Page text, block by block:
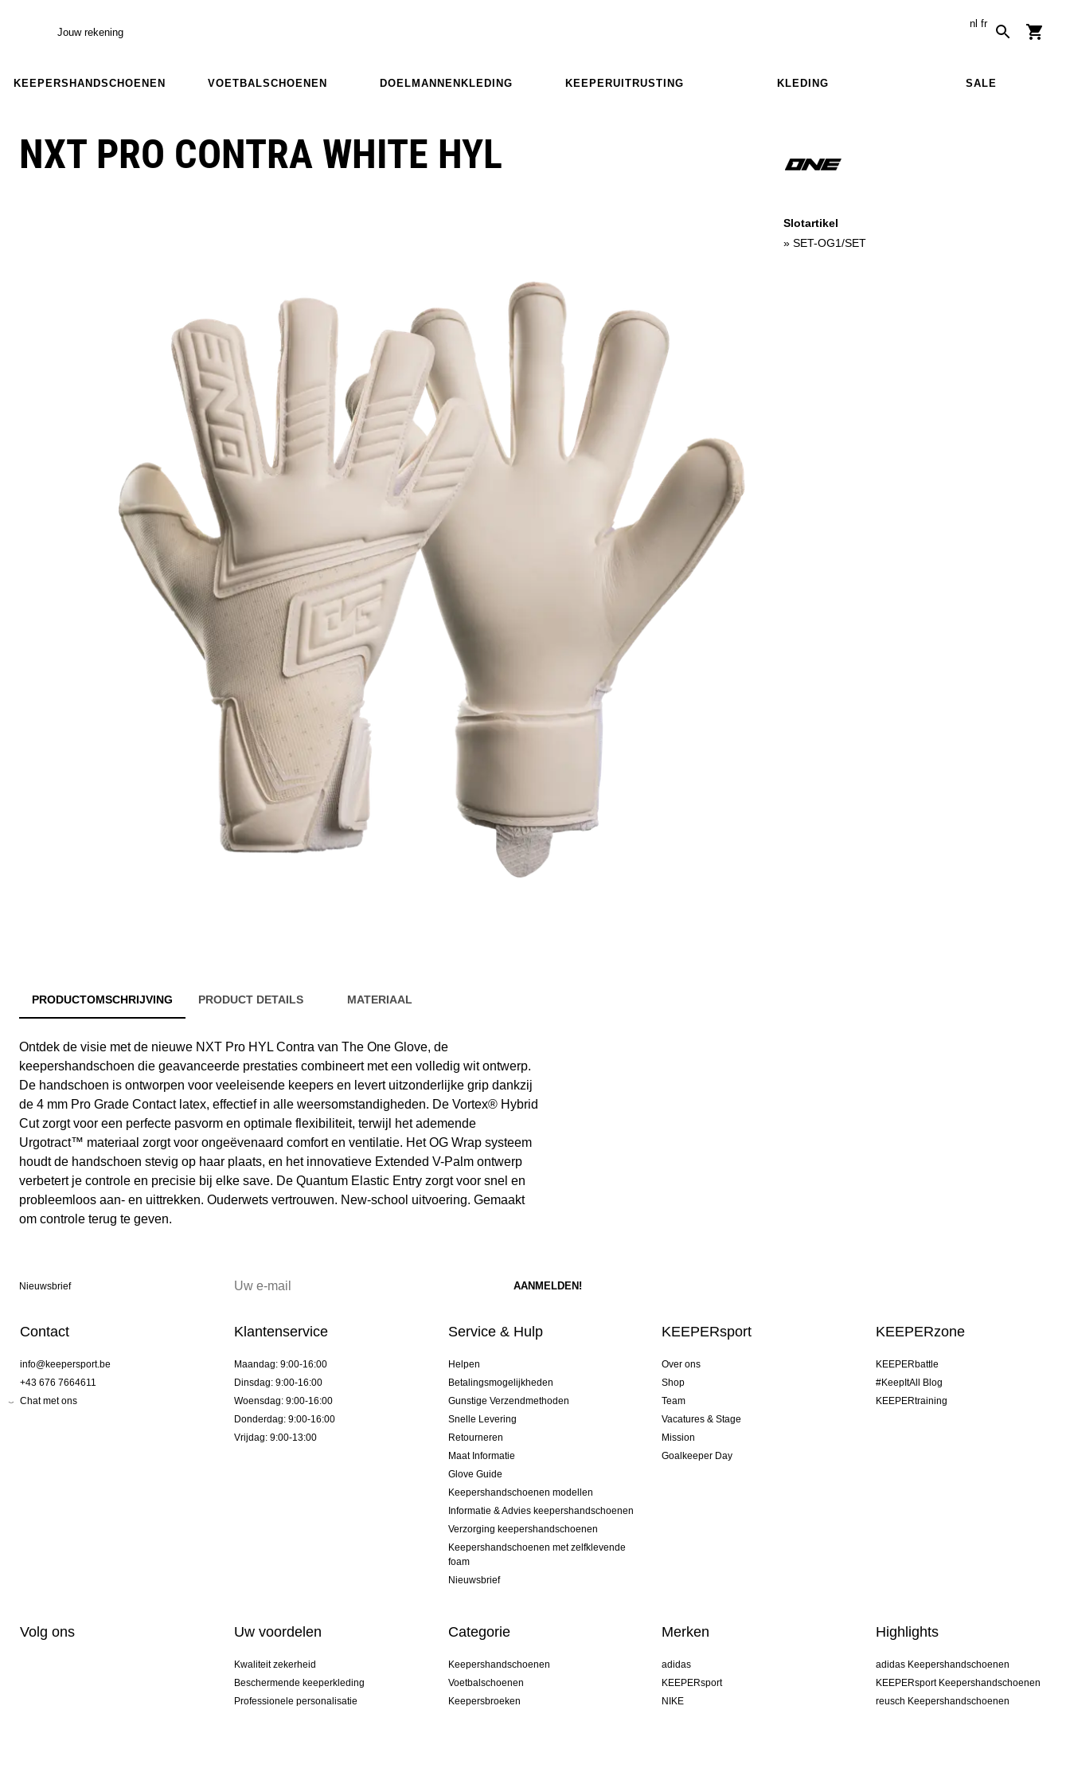
Jouw rekening
nl fr
KEEPERSHANDSCHOENEN VOETBALSCHOENEN DOELMANNENKLEDING KEEPERUITRUSTING KLEDING SALE
NXT PRO CONTRA WHITE HYL
Slotartikel
» SET-OG1/SET
PRODUCTOMSCHRIJVING PRODUCT DETAILS MATERIAAL
Ontdek de visie met de nieuwe NXT Pro HYL Contra van The One Glove, de
keepershandschoen die geavanceerde prestaties combineert met een volledig wit ontwerp.
De handschoen is ontworpen voor veeleisende keepers en levert uitzonderlijke grip dankzij
de 4 mm Pro Grade Contact latex, effectief in alle weersomstandigheden. De Vortex® Hybrid
Cut zorgt voor een perfecte pasvorm en optimale flexibiliteit, terwijl het ademende
Urgotract™ materiaal zorgt voor ongeëvenaard comfort en ventilatie. Het OG Wrap systeem
houdt de handschoen stevig op haar plaats, en het innovatieve Extended V-Palm ontwerp
verbetert je controle en precisie bij elke save. De Quantum Elastic Entry zorgt voor snel en
probleemloos aan- en uittrekken. Ouderwets vertrouwen. New-school uitvoering. Gemaakt
om controle terug te geven.
Nieuwsbrief
Contact
info@keepersport.be
+43 676 7664611
Chat met ons
Klantenservice
Maandag: 9:00-16:00
Dinsdag: 9:00-16:00
Woensdag: 9:00-16:00
Donderdag: 9:00-16:00
Vrijdag: 9:00-13:00
Service & Hulp
Helpen
Betalingsmogelijkheden
Gunstige Verzendmethoden
Snelle Levering
Retourneren
Maat Informatie
Glove Guide
Keepershandschoenen modellen
Informatie & Advies keepershandschoenen
Verzorging keepershandschoenen
Keepershandschoenen met zelfklevende
foam
Nieuwsbrief
KEEPERsport
Over ons
Shop
Team
Vacatures & Stage
Mission
Goalkeeper Day
KEEPERzone
KEEPERbattle
#KeepItAll Blog
KEEPERtraining
Volg ons Uw voordelen
Kwaliteit zekerheid
Beschermende keeperkleding
Professionele personalisatie
Categorie
Keepershandschoenen
Voetbalschoenen
Keepersbroeken
Merken
adidas
KEEPERsport
NIKE
Highlights
adidas Keepershandschoenen
KEEPERsport Keepershandschoenen
reusch Keepershandschoenen